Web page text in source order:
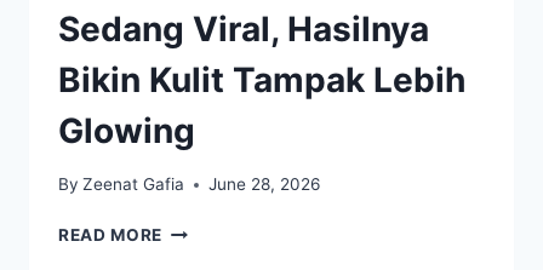
Sedang Viral, Hasilnya
Bikin Kulit Tampak Lebih
Glowing
By Zeenat Gafia June 28, 2026
READ MORE BEAUTY